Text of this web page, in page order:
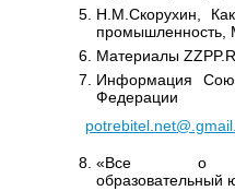
Н.М.Скорухин,
промышленность,
Материалы
Информация
Федерации
«Все о
образовательный